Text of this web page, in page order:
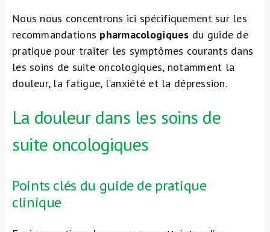
Nous nous concentrons ici spécifiquement sur les
recommandations pharmacologiques du guide de
pratique pour traiter les symptômes courants dans
les soins de suite oncologiques, notamment la
douleur, la fatigue, l’anxiété et la dépression.
La douleur dans les soins de
suite oncologiques
Points clés du guide de pratique
clinique